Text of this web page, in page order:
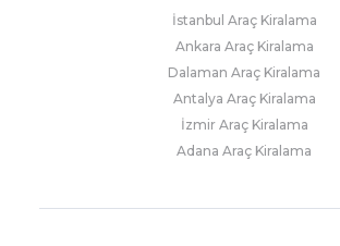
İstanbul Araç Kiralama
Ankara Araç Kiralama
Dalaman Araç Kiralama
Antalya Araç Kiralama
İzmir Araç Kiralama
Adana Araç Kiralama